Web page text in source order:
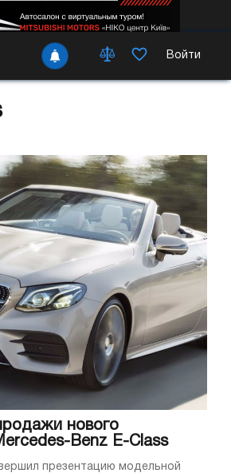
Войти
нового
Benz E-Class
презентацию модельной